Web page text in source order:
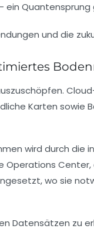
Karten sowie
wird durch die
wo sie
Datensätzen zu